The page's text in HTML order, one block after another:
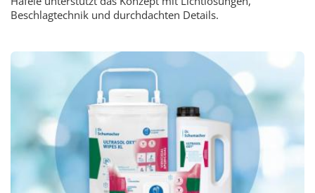
Beschlagtechnik und durchdachten Details.